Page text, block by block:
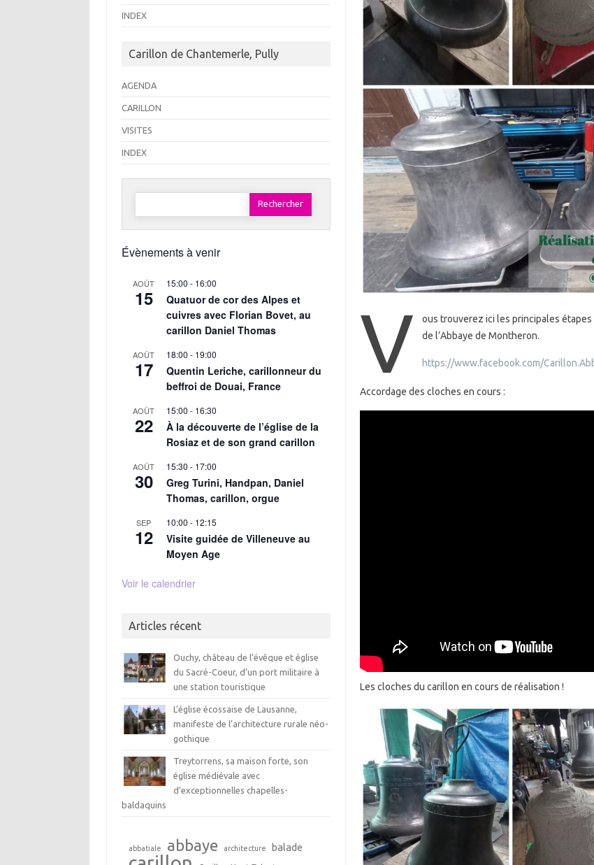
V
ous trouverez ici les principales
de l’Abbaye de Montheron.
https://www.facebook.com/
Accordage des cloches en cours :
Les cloches du carillon en cours de réalisation !
INDEX
Carillon de Chantemerle, Pully
AGENDA
CARILLON
VISITES
INDEX
Rechercher :
Évènements à venir
AOÛT
15
15:00 - 16:00
Quatuor de cor des Alpes et
cuivres avec Florian Bovet, au
carillon Daniel Thomas
AOÛT
17
18:00 - 19:00
Quentin Leriche, carillonneur du
beffroi de Douai, France
AOÛT
22
15:00 - 16:30
À la découverte de l’église de la
Rosiaz et de son grand carillon
AOÛT
30
15:30 - 17:00
Greg Turini, Handpan, Daniel
Thomas, carillon, orgue
SEP
12
10:00 - 12:15
Visite guidée de Villeneuve au
Moyen Age
Voir le calendrier
Articles récent
Ouchy, château de l’évêque et église
du Sacré-Coeur, d’un port militaire à
une station touristique
L’église écossaise de Lausanne,
manifeste de l’architecture rurale néo-
gothique
Treytorrens, sa maison forte, son
église médiévale avec
d’exceptionnelles chapelles-
baldaquins
abbatiale abbaye architecture balade